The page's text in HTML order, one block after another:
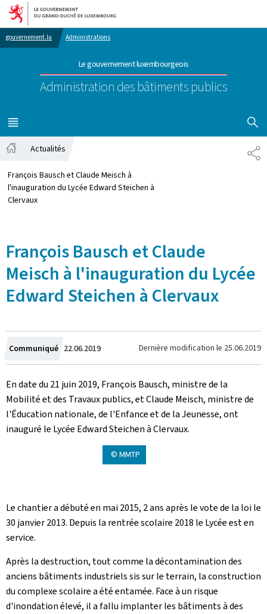
Aller au menu principal
Aller au contenu
gouvernement.lu Administrations
Le gouvernement luxembourgeois
Administration des bâtiments publics
MENU
PRINCIPAL
Actualités
François Bausch et Claude Meisch à
l'inauguration du Lycée Edward Steichen à
Clervaux
François Bausch et Claude
Meisch à l'inauguration du Lycée
Edward Steichen à Clervaux
Communiqué Crée
le
22.06.2019 Dernière modification le 25.06.2019
En date du 21 juin 2019, François Bausch, ministre de la
Mobilité et des Travaux publics, et Claude Meisch, ministre de
l'Éducation nationale, de l'Enfance et de la Jeunesse, ont
inauguré le Lycée Edward Steichen à Clervaux.
© MMTP
Le chantier a débuté en mai 2015, 2 ans après le vote de la loi le
30 janvier 2013. Depuis la rentrée scolaire 2018 le Lycée est en
service.
Après la destruction, tout comme la décontamination des
anciens bâtiments industriels sis sur le terrain, la construction
du complexe scolaire a été entamée. Face à un risque
d'inondation élevé, il a fallu implanter les bâtiments à des